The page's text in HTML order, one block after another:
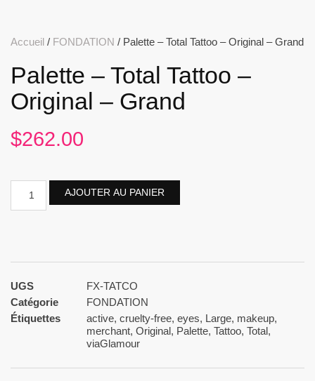
Accueil / FONDATION / Palette – Total Tattoo – Original – Grand
Palette – Total Tattoo –
Original – Grand
$262.00
AJOUTER AU PANIER
UGS
FX-TATCO
Catégorie
FONDATION
Étiquettes
active, cruelty-free, eyes, Large, makeup,
merchant, Original, Palette, Tattoo, Total,
viaGlamour